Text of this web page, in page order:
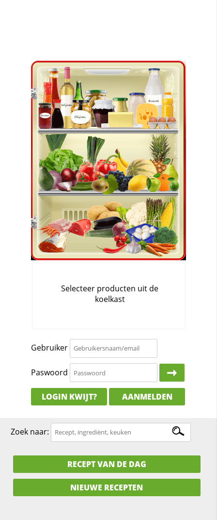
Gebruiker
Paswoord
LOGIN KWIJT? AANMELDEN
Zoek naar:
RECEPT VAN DE DAG
NIEUWE RECEPTEN